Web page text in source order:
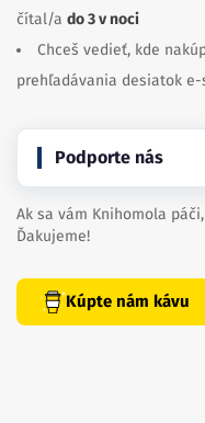
čítal/a do 3 v noci
Chceš vedieť, kde
prehľadávania desiatok e-
Podporte nás
Ak sa vám Knihomola
Ďakujeme!
Kúpte nám kávu